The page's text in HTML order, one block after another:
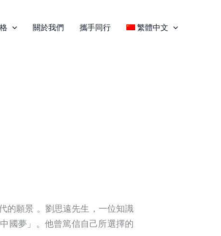
關於我們 攜手同行 繁體中文
的願景 。劉思遠先生，一位知識
國夢」。他曾篤信自己所選擇的